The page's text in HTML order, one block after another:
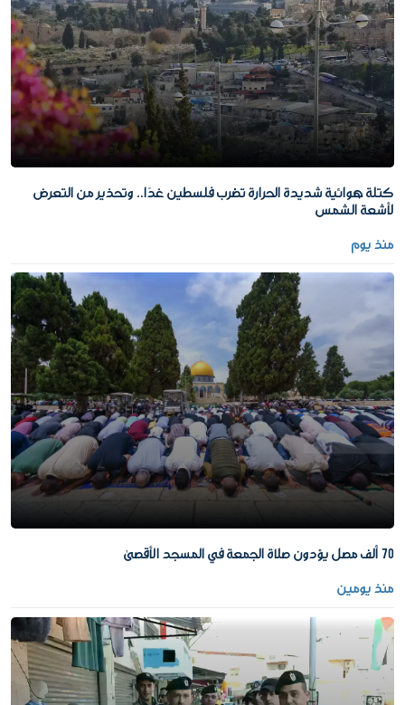
كتلة هوائية شديدة الحرارة تضرب فلسطين غدًا.. وتحذير من التعرض
لأشعة الشمس
منذ يوم
70 ألف مصل يؤدون صلاة الجمعة في المسجد الأقصى
منذ يومين